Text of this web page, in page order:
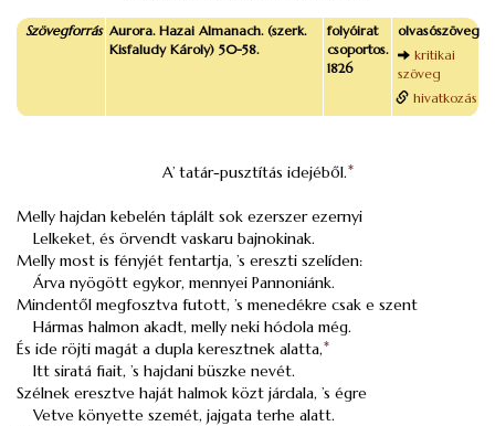
Szövegforrás Aurora. Hazai Almanach. (szerk.
Kisfaludy Károly) 50-58.
folyóirat
csoportos.
1826
olvasószöveg
kritikai
szöveg
hivatkozás
A’ tatár-pusztítás idejéből.*
Melly hajdan kebelén táplált sok ezerszer ezernyi
Lelkeket, és örvendt vaskaru bajnokinak.
Melly most is fényjét fentartja, ’s ereszti szelíden:
Árva nyögött egykor, mennyei Pannoniánk.
Mindentől megfosztva futott, ’s menedékre csak e szent
Hármas halmon akadt, melly neki hódola még.
És ide röjti magát a dupla keresztnek alatta,*
Itt siratá fiait, ’s hajdani büszke nevét.
Szélnek eresztve haját halmok közt járdala, ’s égre
Vetve könyette szemét, jajgata terhe alatt.